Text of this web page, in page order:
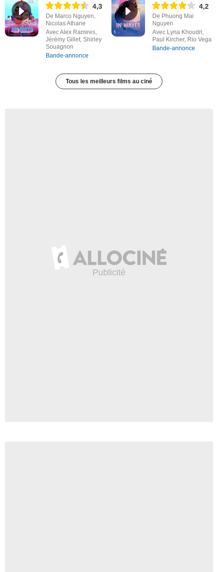
4,3
De Marco Nguyen,
Nicolas Athane
Avec Alex Ramires,
Jérémy Gillet, Shirley
Souagnon
Bande-annonce
4,2
De Phuong Mai
Nguyen
Avec Lyna Khoudri,
Paul Kircher, Rio Vega
Bande-annonce
Tous les meilleurs films au ciné